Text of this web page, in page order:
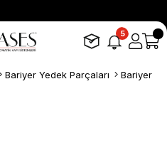
5
Bariyer Yedek Parçaları Bariyer